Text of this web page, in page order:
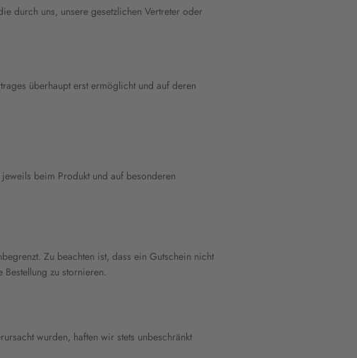
durch uns, unsere gesetzlichen Vertreter oder
überhaupt erst ermöglicht und auf deren
beim Produkt und auf besonderen
Zu beachten ist, dass ein Gutschein nicht
zu stornieren.
wurden, haften wir stets unbeschränkt